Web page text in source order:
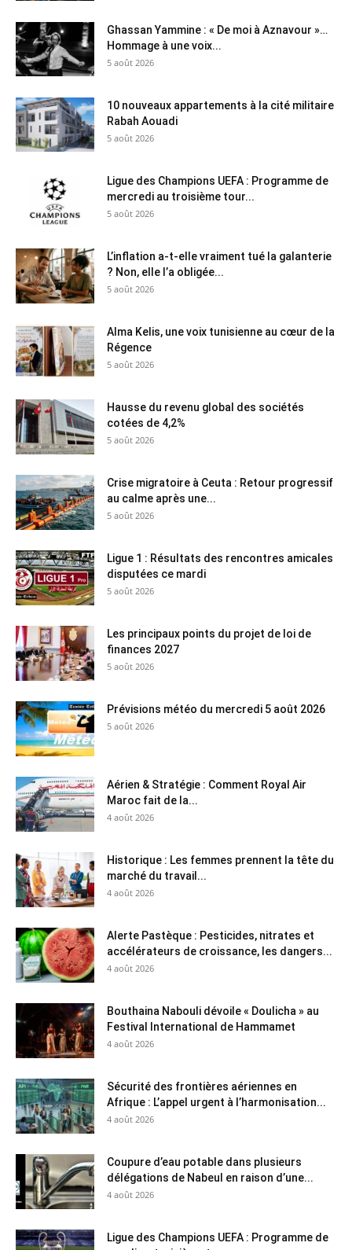
Ghassan Yammine : « De moi à Aznavour »…
Hommage à une voix...
5 août 2026
10 nouveaux appartements à la cité militaire
Rabah Aouadi
5 août 2026
Ligue des Champions UEFA : Programme de
mercredi au troisième tour...
5 août 2026
L’inflation a-t-elle vraiment tué la galanterie
? Non, elle l’a obligée...
5 août 2026
Alma Kelis, une voix tunisienne au cœur de la
Régence
5 août 2026
Hausse du revenu global des sociétés
cotées de 4,2%
5 août 2026
Crise migratoire à Ceuta : Retour progressif
au calme après une...
5 août 2026
Ligue 1 : Résultats des rencontres amicales
disputées ce mardi
5 août 2026
Les principaux points du projet de loi de
finances 2027
5 août 2026
Prévisions météo du mercredi 5 août 2026
5 août 2026
Aérien & Stratégie : Comment Royal Air
Maroc fait de la...
4 août 2026
Historique : Les femmes prennent la tête du
marché du travail...
4 août 2026
Alerte Pastèque : Pesticides, nitrates et
accélérateurs de croissance, les dangers...
4 août 2026
Bouthaina Nabouli dévoile « Doulicha » au
Festival International de Hammamet
4 août 2026
Sécurité des frontières aériennes en
Afrique : L’appel urgent à l’harmonisation...
4 août 2026
Coupure d’eau potable dans plusieurs
délégations de Nabeul en raison d’une...
4 août 2026
Ligue des Champions UEFA : Programme de